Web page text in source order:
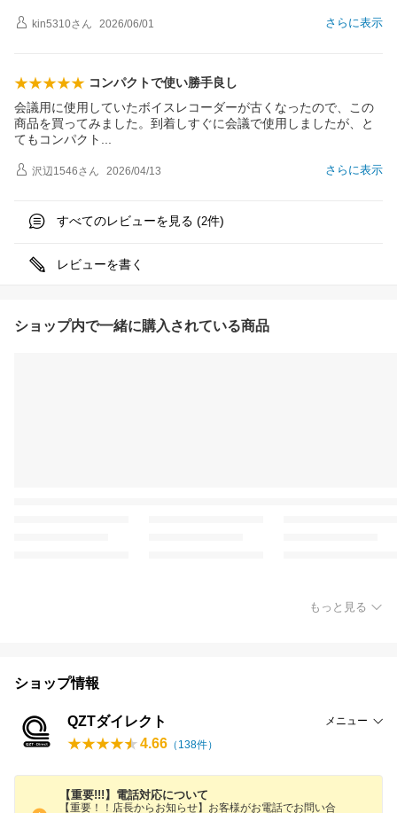
さらに表示
kin5310さん 2026/06/01
コンパクトで使い勝手良し
会議用に使用していたボイスレコーダーが古くなったので、この
商品を買ってみました。到着しすぐに会議で使用しましたが、と
てもコンパク ト
さらに表示
沢辺1546さん 2026/04/13
すべてのレビューを見る (2件)
レビューを書く
ショップ内で一緒に購入されている商品
もっと見る
ショップ情報
QZTダイレクト メニュー
4.66 （ 138件）
【重要!!!】電話対応について
【重要！！店長からお知らせ】お客様がお電話でお問い合